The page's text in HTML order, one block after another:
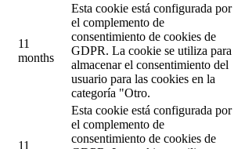
11
months
Esta cookie está configurada por
el complemento de
consentimiento de cookies de
GDPR. La cookie se utiliza para
almacenar el consentimiento del
usuario para las cookies en la
categoría "Otro.
11
Esta cookie está configurada por
el complemento de
consentimiento de cookies de